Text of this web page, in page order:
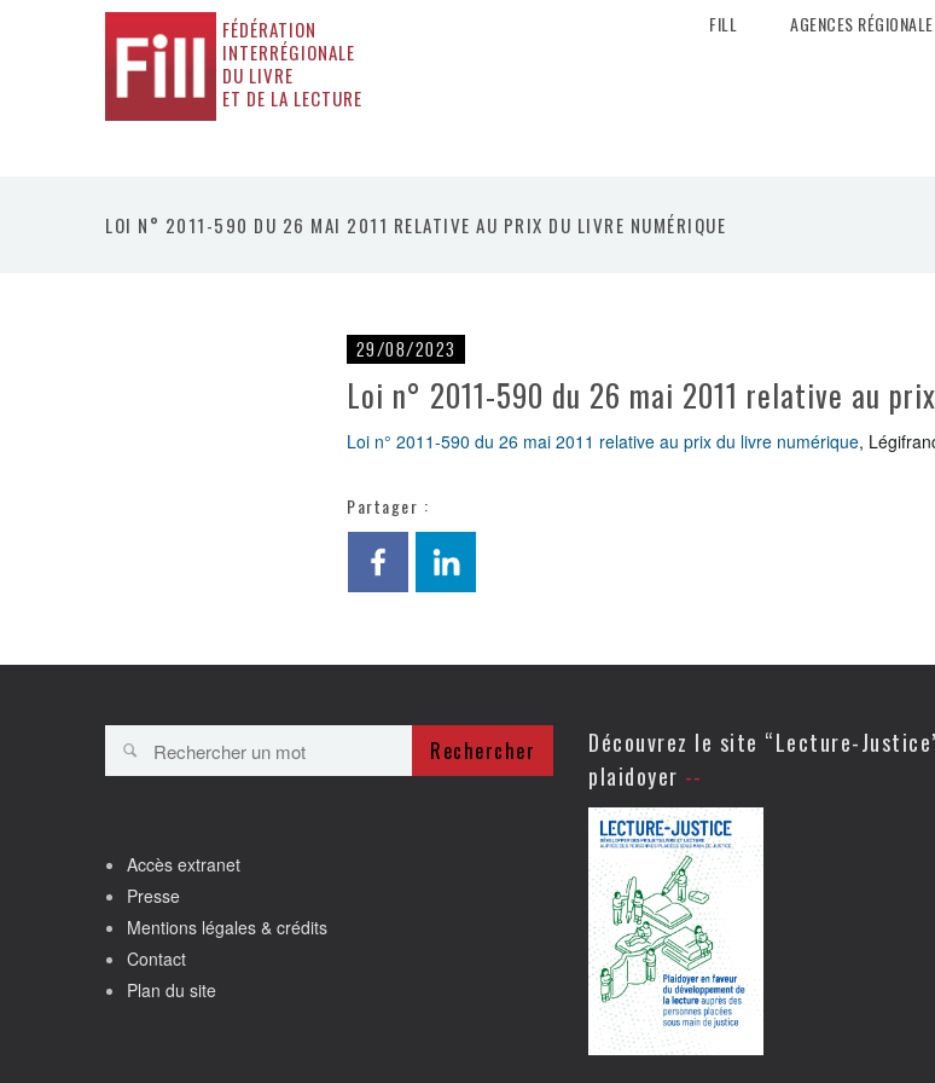
FÉDÉRATION
INTERRÉGIONALE
DU LIVRE
ET DE LA LECTURE
FILL AGENCES
LOI N° 2011-590 DU 26 MAI 2011 RELATIVE AU PRIX DU LIVRE NUMÉRIQUE
29/08/2023
Loi n° 2011-590 du 26 mai 2011 relative au
Loi n° 2011-590 du 26 mai 2011 relative au prix du livre numérique,
Partager :
Rechercher
Accès extranet
Presse
Mentions légales & crédits
Contact
Plan du site
Découvrez le site “Lecture-
plaidoyer